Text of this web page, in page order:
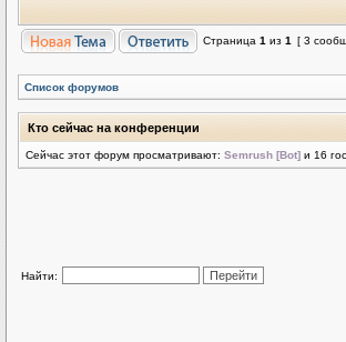
Страница 1 из 1 [ 3
Список форумов
Кто сейчас на конференции
Сейчас этот форум просматривают: Semrush [Bot] и 16
Найти: